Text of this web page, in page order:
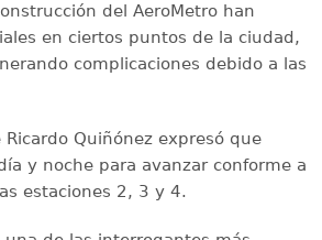
del AeroMetro han
en ciertos puntos de la ciudad,
complicaciones debido a las
Quiñónez expresó que
y noche para avanzar conforme a
estaciones 2, 3 y 4.